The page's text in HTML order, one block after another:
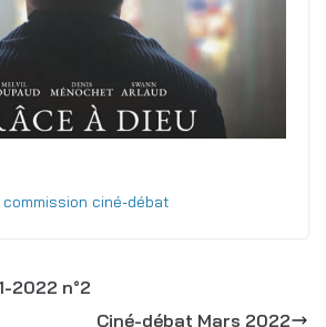
commission ciné-débat
2022 n°2
Ciné-débat Mars 2022